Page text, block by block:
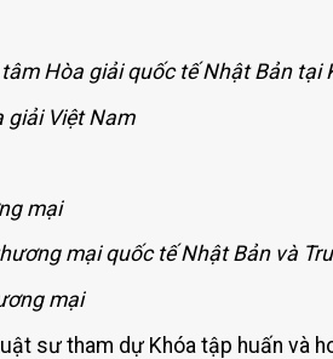
Hòa giải quốc tế Nhật Bản
giải Việt Nam
mại
mại quốc tế Nhật Bản và
mại
sư tham dự Khóa tập huấn và